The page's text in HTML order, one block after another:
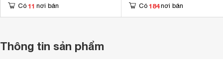
Có 11 nơi bán Có 184 nơi bán
Thông tin sản phẩm